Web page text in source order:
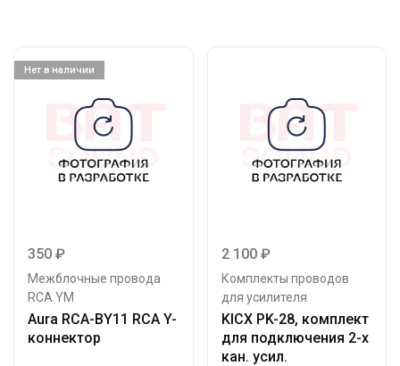
Нет в наличии
350 ₽
Межблочные провода
RCA YM
Aura RCA-ВY11 RCA Y-
коннектор
2 100 ₽
Комплекты проводов
для усилителя
KICX PK-28, комплект
для подключения 2-х
кан. усил.